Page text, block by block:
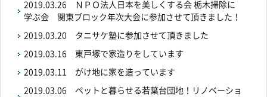
2019.03.26
ＮＰＯ法人日本を美しくする会 栃木掃除に
学ぶ会 関東ブロック年次大会に参加させて頂きました！
2019.03.20 タニサケ塾に参加させて頂きました
2019.03.16 東戸塚で家造りをしています
2019.03.11 がけ地に家を造っています
2019.03.06 ペットと暮らせる若葉台団地！リノベーショ